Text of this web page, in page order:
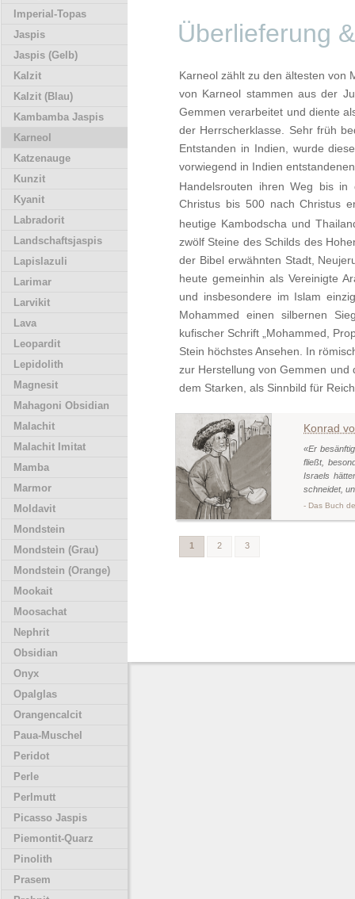
Überlieferung
Karneol zählt zu den ältesten von
von Karneol stammen aus der
Gemmen verarbeitet und diente
der Herrscherklasse. Sehr früh
Entstanden in Indien, wurde
vorwiegend in Indien
Handelsrouten ihren Weg bis in
Christus bis 500 nach Christus
heutige Kambodscha und
zwölf Steine des Schilds des
der Bibel erwähnten Stadt,
heute gemeinhin als Vereinigte
und insbesondere im Islam
Mohammed einen silbernen
kufischer Schrift „Mohammed,
Stein höchstes Ansehen. In
zur Herstellung von Gemmen und
dem Starken, als Sinnbild für
1
Konrad
«Er
fließt,
Israels
schneidet,
- Das Buch
2 3
Imperial-Topas
Jaspis
Jaspis (Gelb)
Kalzit
Kalzit (Blau)
Kambamba Jaspis
Karneol
Katzenauge
Kunzit
Kyanit
Labradorit
Landschaftsjaspis
Lapislazuli
Larimar
Larvikit
Lava
Leopardit
Lepidolith
Magnesit
Mahagoni Obsidian
Malachit
Malachit Imitat
Mamba
Marmor
Moldavit
Mondstein
Mondstein (Grau)
Mondstein (Orange)
Mookait
Moosachat
Nephrit
Obsidian
Onyx
Opalglas
Orangencalcit
Paua-Muschel
Peridot
Perle
Perlmutt
Picasso Jaspis
Piemontit-Quarz
Pinolith
Prasem